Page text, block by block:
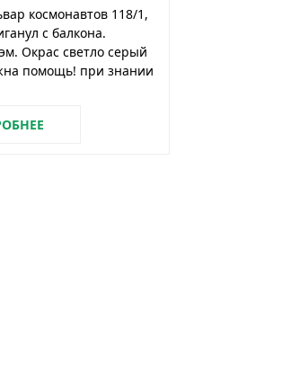
космонавтов 118/1,
с балкона.
Окрас светло серый
помощь! при знании